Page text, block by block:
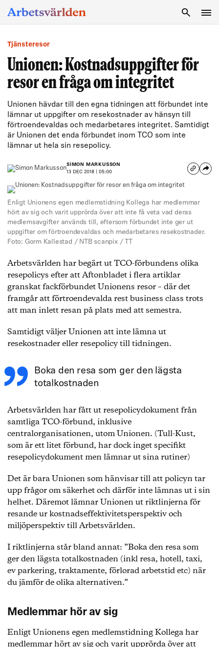
Tjänsteresor
Unionen: Kostnadsuppgifter för
resor en fråga om integritet
Unionen hävdar till den egna tidningen att förbundet inte
lämnar ut uppgifter om resekostnader av hänsyn till
förtroendevaldas och medarbetares integritet. Samtidigt
är Unionen det enda förbundet inom TCO som inte
lämnar ut hela sin resepolicy.
SIMON MARKUSSON
13 DEC 2018 | 05:00
Enligt Unionens egen medlemstidning Kollega har medlemmar
hört av sig och varit upprörda över att inte få veta vad deras
medlemsavgifter används till, eftersom förbundet inte ger ut
uppgifter om förtroendevaldas och medarbetares resekostnader.
Foto: Gorm Kallestad / NTB scanpix / TT
Arbetsvärlden har begärt ut TCO-förbundens olika
resepolicys efter att Aftonbladet i flera artiklar
granskat fackförbundet Unionens resor – där det
framgår att förtroendevalda rest business class trots
att man inlett resan på plats med att semestra.
Samtidigt väljer Unionen att inte lämna ut
resekostnader eller resepolicy till tidningen.
Boka den resa som ger den lägsta
totalkostnaden
Arbetsvärlden har fått ut resepolicydokument från
samtliga TCO-förbund, inklusive
centralorganisationen, utom Unionen. (Tull-Kust,
som är ett litet förbund, har dock inget specifikt
resepolicydokument men lämnar ut sina rutiner)
Det är bara Unionen som hänvisar till att policyn tar
upp frågor om säkerhet och därför inte lämnas ut i sin
helhet. Däremot lämnar Unionen ut riktlinjerna för
resande ur kostnadseffektivitetsperspektiv och
miljöperspektiv till Arbetsvärlden.
I riktlinjerna står bland annat: ”Boka den resa som
ger den lägsta totalkostnaden (inkl resa, hotell, taxi,
ev parkering, traktamente, förlorad arbetstid etc) när
du jämför de olika alternativen.”
Medlemmar hör av sig
Enligt Unionens egen medlemstidning Kollega har
medlemmar hört av sig och varit upprörda över att